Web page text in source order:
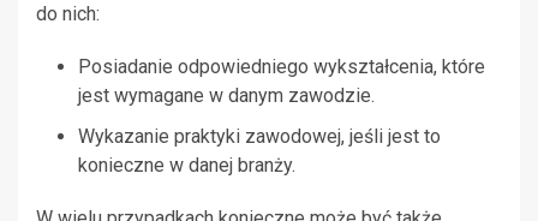
do nich:
Posiadanie odpowiedniego wykształcenia, które
jest wymagane w danym zawodzie.
Wykazanie praktyki zawodowej, jeśli jest to
konieczne w danej branży.